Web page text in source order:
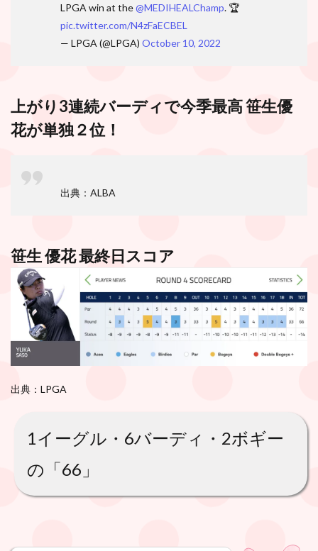
LPGA win at the@MEDIHEALChamp. 🏆
pic.twitter.com/N4zFaECBEL
— LPGA (@LPGA) October 10, 2022
上がり3連続バーディで今季最高 笹生優
花が単独２位！
出典： ALBA
笹生 優花 最終日スコア
出典：LPGA
1イーグル・6バーディ・2ボギー
の「66」